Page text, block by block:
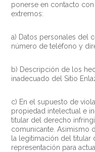
ponerse en contacto
extremos:
a) Datos personales del
número de teléfono y
b) Descripción de los
inadecuado del Sitio
c) En el supuesto de
propiedad intelectual e
titular del derecho
comunicante. Asimismo
la legitimación del titular
representación para